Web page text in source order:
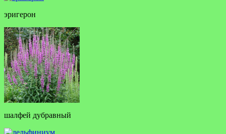
эригерон
шалфей дубравный